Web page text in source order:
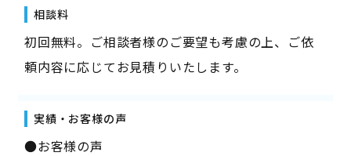
相談料
初回無料。ご相談者様のご要望も考慮の上、ご依
頼内容に応じてお見積りいたします。
実績・お客様の声
●お客様の声